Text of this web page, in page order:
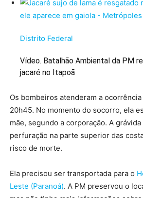
Distrito Federal
Vídeo. Batalhão Ambiental da PM
jacaré no Itapoã
Os bombeiros atenderam a
20h45. No momento do socorro, ela
mãe, segundo a corporação. A
perfuração na parte superior das
risco de morte.
Ela precisou ser transportada para o
Leste (Paranoá). A PM preservou o